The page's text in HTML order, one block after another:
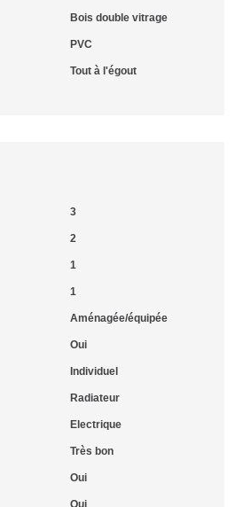
Bois double vitrage
PVC
Tout à l'égout
3
2
1
1
Aménagée/équipée
Oui
Individuel
Radiateur
Electrique
Très bon
Oui
Oui